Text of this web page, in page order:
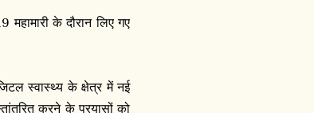
के दौरान लिए गए
स्वास्थ्य के क्षेत्र में नई
करने के प्रयासों को